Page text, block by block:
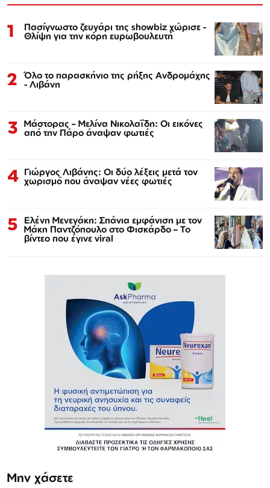
1 Πασίγνωστο ζευγάρι της showbiz χώρισε -
Θλίψη για την κόρη ευρωβουλευτή
2 Όλο το παρασκήνιο της ρήξης Ανδρομάχης
- Λιβάνη
3 Μάστορας – Μελίνα Νικολαΐδη: Οι εικόνες
από την Πάρο άναψαν φωτιές
4 Γιώργος Λιβάνης: Οι δύο λέξεις μετά τον
χωρισμό που άναψαν νέες φωτιές
5 Ελένη Μενεγάκη: Σπάνια εμφάνιση με τον
Μάκη Παντζόπουλο στο Φισκάρδο – Το
βίντεο που έγινε viral
Μην χάσετε